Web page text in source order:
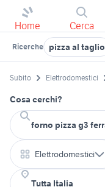
Home Cerca
Ricerche pizza al taglio
Subito Elettrodomestici
Cosa cerchi?
Elettrodomestici